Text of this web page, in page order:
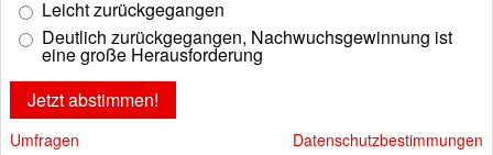
Leicht zurückgegangen
Deutlich zurückgegangen, Nachwuchsgewinnung ist
eine große Herausforderung
Umfragen Datenschutzbestimmungen